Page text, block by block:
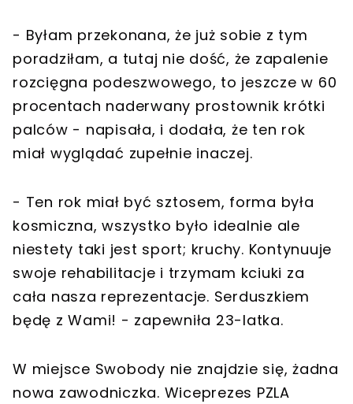
- Byłam przekonana, że już sobie z tym
poradziłam, a tutaj nie dość, że zapalenie
rozcięgna podeszwowego, to jeszcze w 60
procentach naderwany prostownik krótki
palców - napisała, i dodała, że ten rok
miał wyglądać zupełnie inaczej.
- Ten rok miał być sztosem, forma była
kosmiczna, wszystko było idealnie ale
niestety taki jest sport; kruchy. Kontynuuje
swoje rehabilitacje i trzymam kciuki za
cała nasza reprezentacje. Serduszkiem
będę z Wami! - zapewniła 23-latka.
W miejsce Swobody nie znajdzie się, żadna
nowa zawodniczka. Wiceprezes PZLA